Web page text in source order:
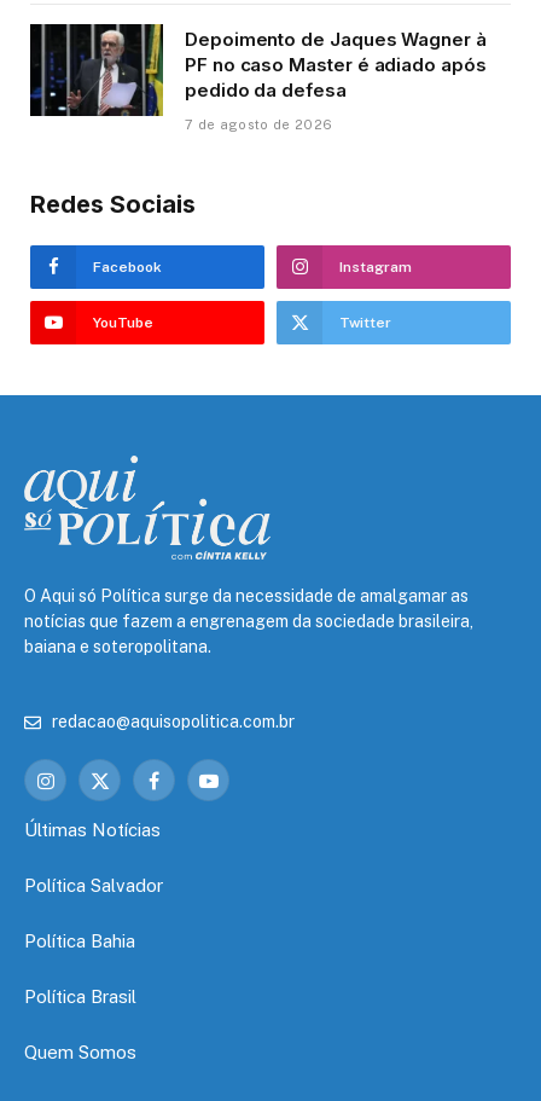
Depoimento de Jaques Wagner à
PF no caso Master é adiado após
pedido da defesa
7 de agosto de 2026
Redes Sociais
Facebook Instagram
YouTube Twitter
O Aqui só Política surge da necessidade de amalgamar as
notícias que fazem a engrenagem da sociedade brasileira,
baiana e soteropolitana.
redacao@aquisopolitica.com.br
Instagram
X
FacebookYouTube
Últimas Notícias
Política Salvador
Política Bahia
Política Brasil
Quem Somos